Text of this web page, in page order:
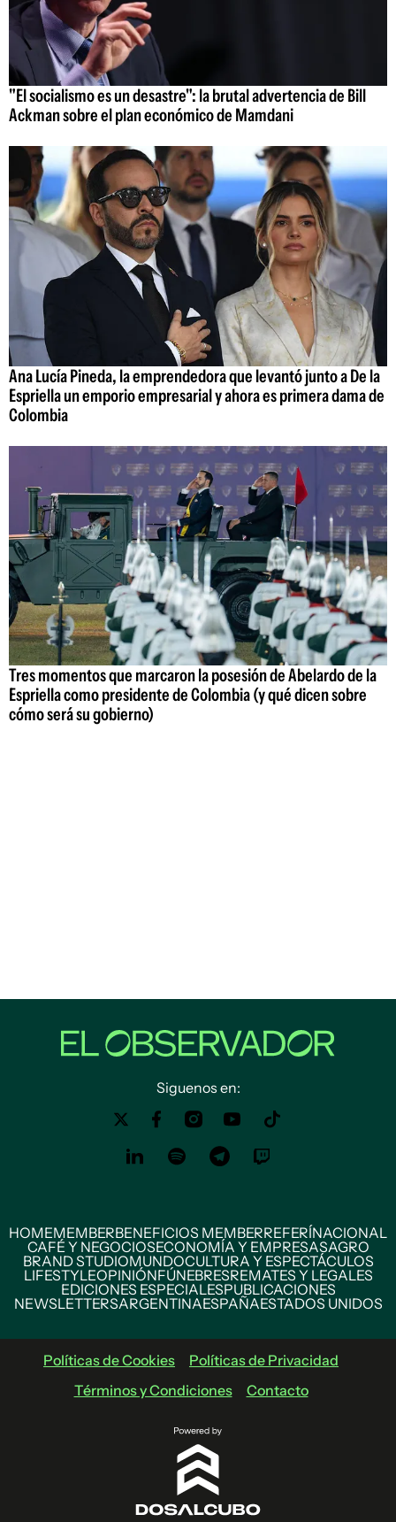
"El socialismo es un desastre": la brutal advertencia de Bill
Ackman sobre el plan económico de Mamdani
Ana Lucía Pineda, la emprendedora que levantó junto a De la
Espriella un emporio empresarial y ahora es primera dama de
Colombia
Tres momentos que marcaron la posesión de Abelardo de la
Espriella como presidente de Colombia (y qué dicen sobre
cómo será su gobierno)
Siguenos en:
HOMEMEMBERBENEFICIOS MEMBERREFERÍNACIONAL
CAFÉ Y NEGOCIOSECONOMÍA Y EMPRESASAGRO
BRAND STUDIOMUNDOCULTURA Y ESPECTÁCULOS
LIFESTYLEOPINIÓNFÚNEBRESREMATES Y LEGALES
EDICIONES ESPECIALESPUBLICACIONES
NEWSLETTERSARGENTINAESPAÑAESTADOS UNIDOS
Políticas de Cookies
Políticas de Privacidad
Términos y Condiciones
Contacto